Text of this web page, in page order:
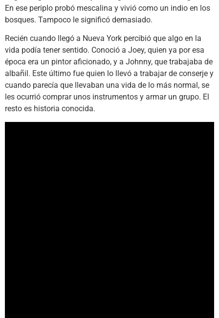
En ese periplo probó mescalina y vivió como un indio en los
bosques. Tampoco le significó demasiado.
Recién cuando llegó a Nueva York percibió que algo en la
vida podía tener sentido. Conoció a Joey, quien ya por esa
época era un pintor aficionado, y a Johnny, que trabajaba de
albañil. Este último fue quien lo llevó a trabajar de conserje y
cuando parecía que llevaban una vida de lo más normal, se
les ocurrió comprar unos instrumentos y armar un grupo. El
resto es historia conocida.